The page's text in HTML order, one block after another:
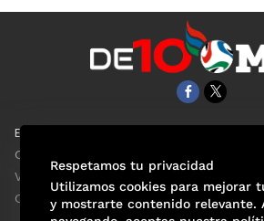
EL UNIVERSAL
Clase
ViveUSA
Confabulario
Respetamos tu privacidad
Utilizamos cookies para mejorar
y mostrarte contenido relevante.